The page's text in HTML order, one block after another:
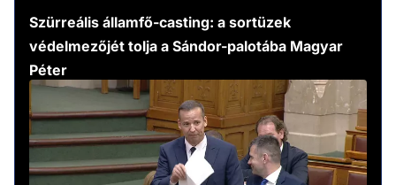
Szürreális államfő-casting: a sortüzek
védelmezőjét tolja a Sándor-palotába Magyar
Péter